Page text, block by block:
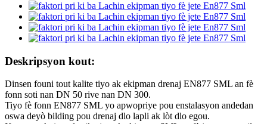
Deskripsyon kout:
Dinsen founi tout kalite tiyo ak ekipman drenaj EN877 SML an fè
fonn soti nan DN 50 rive nan DN 300.
Tiyo fè fonn EN877 SML yo apwopriye pou enstalasyon andedan
oswa deyò bilding pou drenaj dlo lapli ak lòt dlo egou.